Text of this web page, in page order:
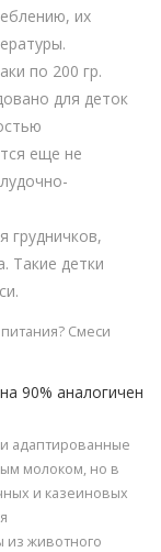
их
по 200 гр.
для деток
еще не
грудничков,
Такие детки
Смеси
90% аналогичен
адаптированные
молоком, но в
и казеиновых
из животного